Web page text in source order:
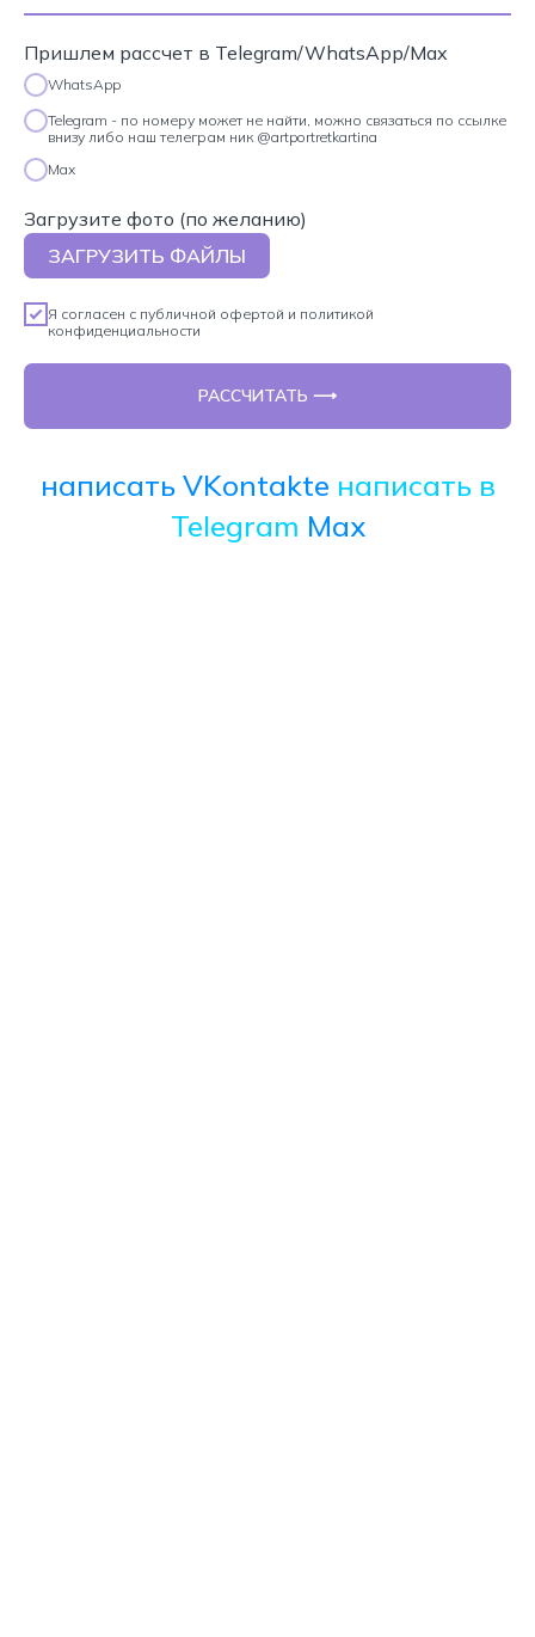
Пришлем рассчет в Telegram/WhatsApp/Max
WhatsApp
Telegram - по номеру может не найти, можно связаться по ссылке
внизу либо наш телеграм ник @artportretkartina
Max
Загрузите фото (по желанию)
ЗАГРУЗИТЬ ФАЙЛЫ
Я согласен с публичной офертой и политикой
конфиденциальности
РАССЧИТАТЬ ⟶
написать VKontakte написать в
Telegram Max